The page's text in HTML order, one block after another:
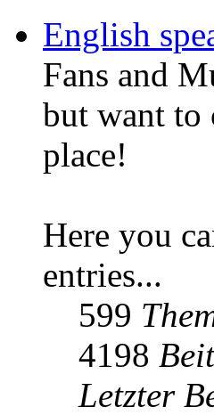
English
Fans and
but want to
place!
Here you
entries...
599
4198
Letzter